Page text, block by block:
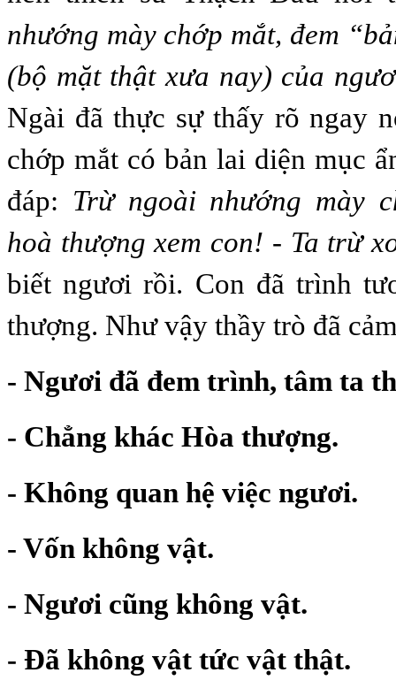
nhướng mày chớp mắt, đem
(bộ mặt thật xưa nay) của
Ngài đã thực sự thấy rõ ngay
chớp mắt có bản lai diện mục
đáp: Trừ ngoài nhướng mày
hoà thượng xem con! - Ta trừ
biết ngươi rồi. Con đã trình
thượng. Như vậy thầy trò đã
- Ngươi đã đem trình, tâm ta
- Chẳng khác Hòa thượng.
- Không quan hệ việc ngươi.
- Vốn không vật.
- Ngươi cũng không vật.
- Đã không vật tức vật thật.